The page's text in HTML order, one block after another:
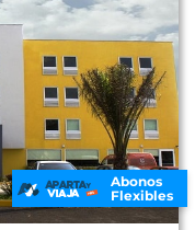
Abonos
Flexibles